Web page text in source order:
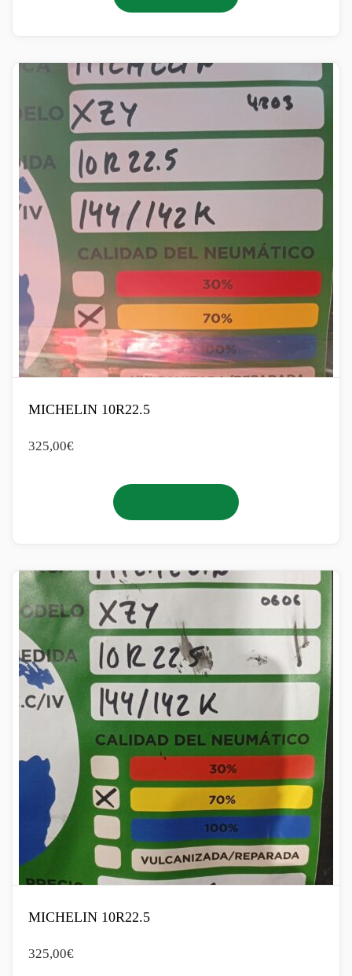
MICHELIN 10R22.5
325,00€
MICHELIN 10R22.5
325,00€